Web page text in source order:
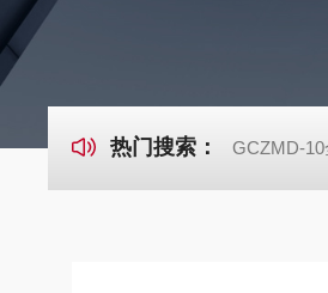
热门搜索： GCZMD-